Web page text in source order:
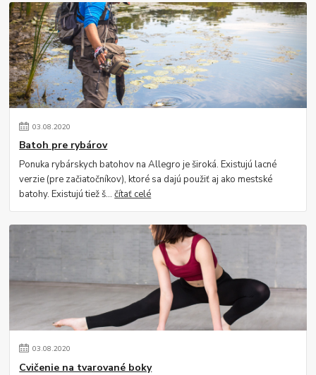
03.08.2020
Batoh pre rybárov
Ponuka rybárskych batohov na Allegro je široká. Existujú lacné
verzie (pre začiatočníkov), ktoré sa dajú použiť aj ako mestské
batohy. Existujú tiež š...čítať celé
03.08.2020
Cvičenie na tvarované boky